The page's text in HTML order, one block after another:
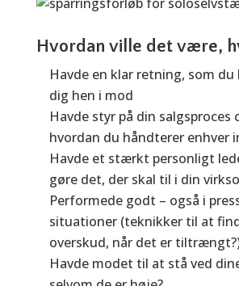
Hvordan ville det være,
Havde en klar retning, som du
dig hen i mod
Havde styr på din salgsproces
hvordan du håndterer enhver
Havde et stærkt personligt
gøre det, der skal til i din
Performede godt – også i
situationer (teknikker til at
overskud, når det er
Havde modet til at stå ved